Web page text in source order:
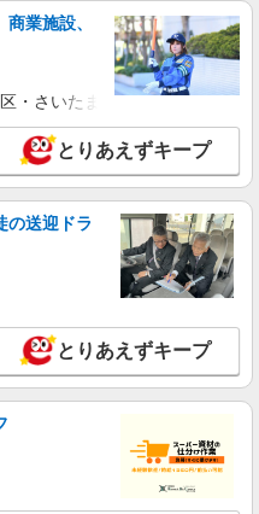
業施設、
・さいたま市岩槻区・久喜市・
とりあえずキープ
の送迎ドラ
とりあえずキープ